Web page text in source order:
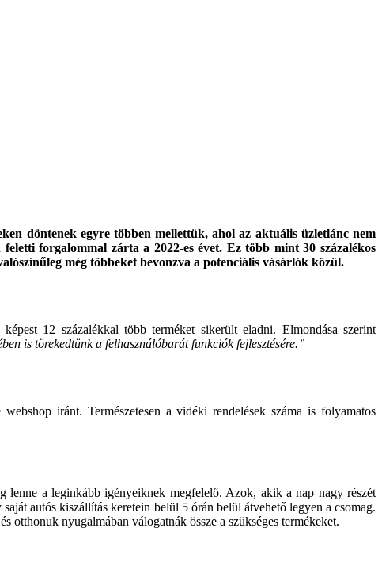
döntenek egyre többen mellettük, ahol az aktuális üzletlánc nem
forgalommal zárta a 2022-es évet. Ez több mint 30 százalékos
még többeket bevonzva a potenciális vásárlók közül.
12 százalékkal több terméket sikerült eladni. Elmondása szerint
is törekedtünk a felhasználóbarát funkciók fejlesztésére.”
iránt. Természetesen a vidéki rendelések száma is folyamatos
a leginkább igényeiknek megfelelő. Azok, akik a nap nagy részét
autós kiszállítás keretein belül 5 órán belül átvehető legyen a csomag.
otthonuk nyugalmában válogatnák össze a szükséges termékeket.